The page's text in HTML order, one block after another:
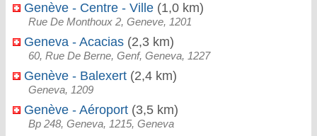
Genève - Centre - Ville (1,0 km)
Rue De Monthoux 2, Geneve, 1201
Geneva - Acacias (2,3 km)
60, Rue De Berne, Genf, Geneva, 1227
Genève - Balexert (2,4 km)
Geneva, 1209
Genève - Aéroport (3,5 km)
Bp 248, Geneva, 1215, Geneva